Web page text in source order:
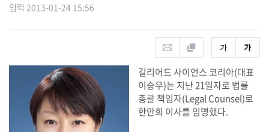
입력 2013-01-24 15:56
길리어드 사이언스 코리아(대표
이승우)는 지난 21일자로 법률
총괄 책임자(Legal Counsel)로
한만희 이사를 임명했다.